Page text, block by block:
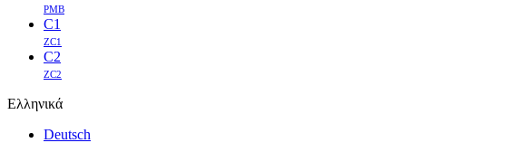
PMB
C1
ZC1
C2
ZC2
Ελληνικά
Deutsch